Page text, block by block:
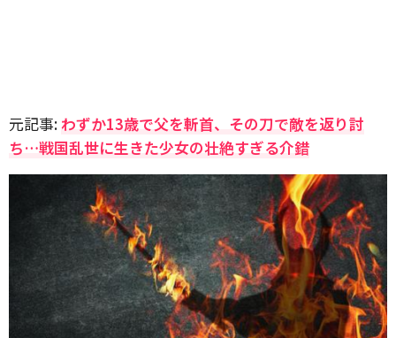
元記事:わずか13歳で父を斬首、その刀で敵を返り討
ち…戦国乱世に生きた少女の壮絶すぎる介錯